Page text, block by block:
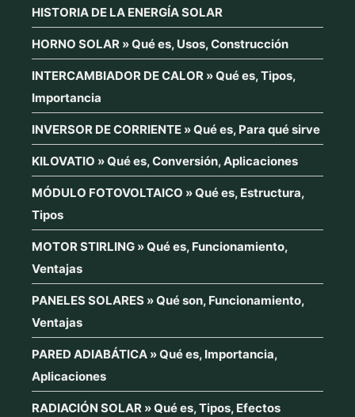
HISTORIA DE LA ENERGÍA SOLAR
HORNO SOLAR » Qué es, Usos, Construcción
INTERCAMBIADOR DE CALOR » Qué es, Tipos,
Importancia
INVERSOR DE CORRIENTE » Qué es, Para qué sirve
KILOVATIO » Qué es, Conversión, Aplicaciones
MÓDULO FOTOVOLTAICO » Qué es, Estructura,
Tipos
MOTOR STIRLING » Qué es, Funcionamiento,
Ventajas
PANELES SOLARES » Qué son, Funcionamiento,
Ventajas
PARED ADIABÁTICA » Qué es, Importancia,
Aplicaciones
RADIACIÓN SOLAR » Qué es, Tipos, Efectos